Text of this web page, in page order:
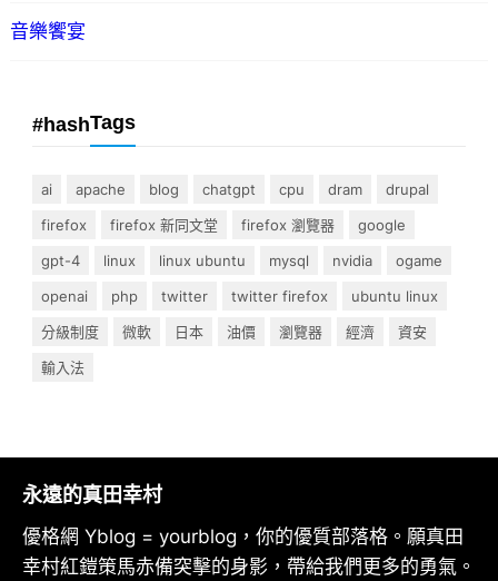
音樂饗宴
#hashTags
ai apache blog chatgpt cpu dram
drupal
firefox
firefox 新同文堂 firefox 瀏覽器
google
gpt-4
linux linux ubuntu mysql nvidia
ogame
openai
php twitter twitter firefox
ubuntu linux
分級制度
微軟 日本 油價 瀏覽器 經濟
資安
輸入法
永遠的真田幸村
優格網 Yblog = yourblog，你的優質部落格。願真田
幸村紅鎧策馬赤備突擊的身影，帶給我們更多的勇氣。